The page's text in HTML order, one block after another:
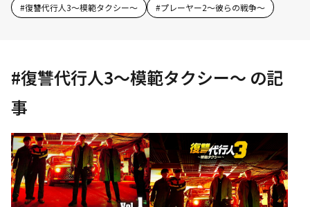
#復讐代行人3～模範タクシー～ #プレーヤー2～彼らの戦争～
#復讐代行人3～模範タクシー～ の記
事